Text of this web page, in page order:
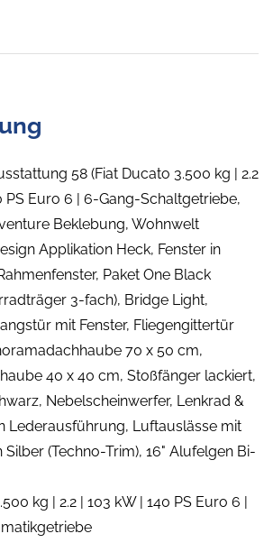
58 (Fiat Ducato 3.500 kg | 2.2
PS Euro 6 | 6-Gang-Schaltgetriebe,
Beklebung, Wohnwelt
Applikation Heck, Fenster in
Paket One Black
3-fach), Bridge Light,
mit Fenster, Fliegengittertür
70 x 50 cm,
40 x 40 cm, Stoßfänger lackiert,
Nebelscheinwerfer, Lenkrad &
Lederausführung, Luftauslässe mit
(Techno-Trim), 16" Alufelgen Bi-
kg | 2.2 | 103 kW | 140 PS Euro 6 |